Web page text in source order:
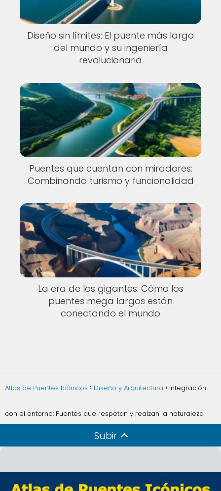
Diseño sin límites: El puente más largo
del mundo y su ingeniería
revolucionaria
Puentes que cuentan con miradores:
Combinando turismo y funcionalidad
La era de los gigantes: Cómo los
puentes mega largos están
conectando el mundo
Atlas de Puentes Icónicos Diseño y Arquitectura Integración
con el entorno: Puentes que respetan y realzan la naturaleza
Subir